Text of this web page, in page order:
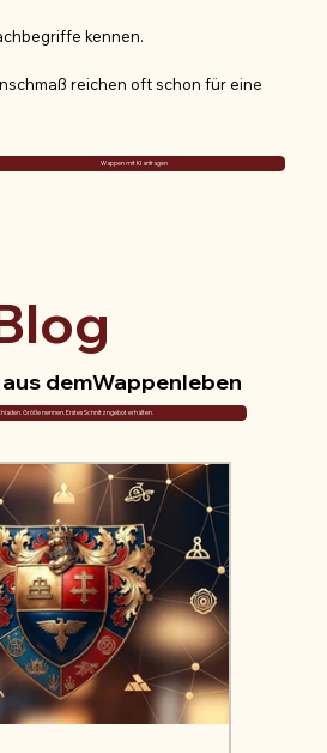
kennen.
reichen oft schon für eine
Wappen mit KI anfragen
demWappenleben
Größe nennen. Erstes Schnitzngebot erhalten.